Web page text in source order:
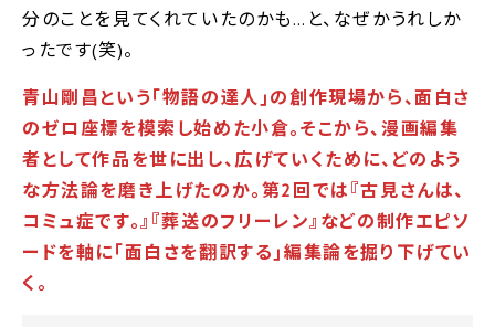
分のことを見てくれていたのかも…と、なぜかうれしか
ったです(笑)。
青山剛昌という｢物語の達人｣の創作現場から、面白さ
のゼロ座標を模索し始めた小倉。そこから、漫画編集
者として作品を世に出し、広げていくために、どのよう
な方法論を磨き上げたのか。第2回では『古見さんは、
コミュ症です。』『葬送のフリーレン』などの制作エピソ
ードを軸に｢面白さを翻訳する｣編集論を掘り下げてい
く。